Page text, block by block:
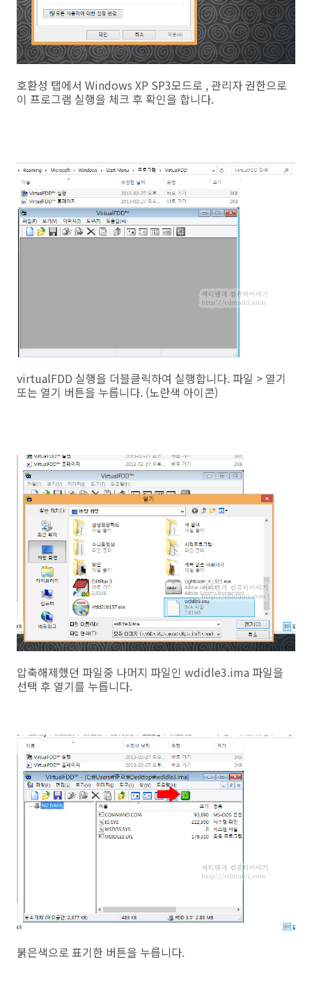
호환성 탭에서 Windows XP SP3모드로 , 관리자 권한으로
이 프로그램 실행을 체크 후 확인을 합니다.
virtualFDD 실행을 더블클릭하여 실행합니다. 파일 > 열기
또는 열기 버튼을 누릅니다. (노란색 아이콘)
압축해제했던 파일중 나머지 파일인 wdidle3.ima 파일을
선택 후 열기를 누릅니다.
붉은색으로 표기한 버튼을 누릅니다.